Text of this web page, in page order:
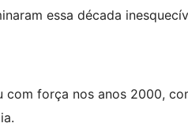
essa década
força nos anos 2000,